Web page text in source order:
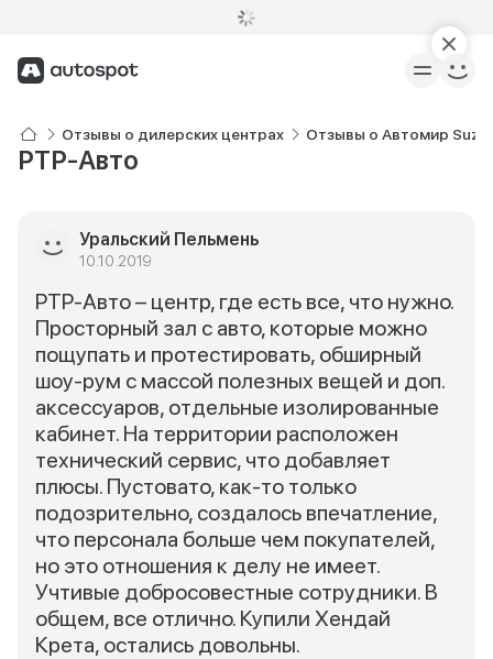
Отзывы о дилерских центрах Отзывы о Автомир
РТР-Авто
Уральский Пельмень
10.10.2019
РТР-Авто – центр, где есть все, что нужно.
Просторный зал с авто, которые можно
пощупать и протестировать, обширный
шоу-рум с массой полезных вещей и доп.
аксессуаров, отдельные изолированные
кабинет. На территории расположен
технический сервис, что добавляет
плюсы. Пустовато, как-то только
подозрительно, создалось впечатление,
что персонала больше чем покупателей,
но это отношения к делу не имеет.
Учтивые добросовестные сотрудники. В
общем, все отлично. Купили Хендай
Крета, остались довольны.